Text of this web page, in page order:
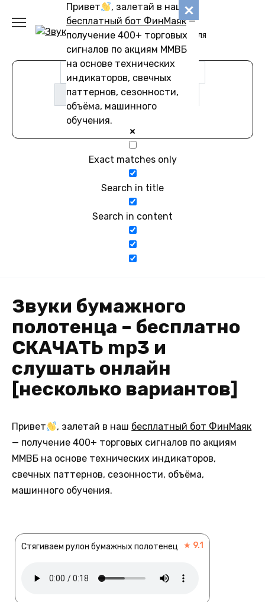
Привет
, залетай в наш
бесплатный бот ФинМаяк—
получение 400+ торговых
сигналов по акциям ММВБ
на основе технических
индикаторов, свечных
паттернов, сезонности,
объёма, машинного
обучения.
содержанию
Звуковику
Коллекции звуков для
скачивания
Exact matches only
Search in title
Search in content
Звуки бумажного
полотенца – бесплатно
СКАЧАТЬ mp3 и
слушать онлайн
[несколько вариантов]
Привет , залетай в наш бесплатный бот ФинМаяк
— получение 400+ торговых сигналов по акциям
ММВБ на основе технических индикаторов,
свечных паттернов, сезонности, объёма,
машинного обучения.
Стягиваем рулон бумажных полотенец ★ 9.1